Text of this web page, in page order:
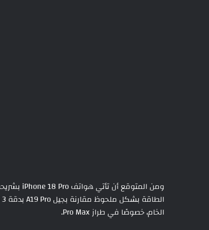
الخام، خصوصًا في طراز Pro Max.